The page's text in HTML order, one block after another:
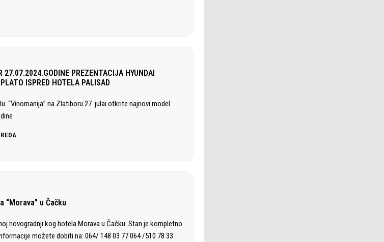
27.07.2024.GODINE PREZENTACIJA HYUNDAI
ISPRED HOTELA PALISAD
“Vinomanija” na Zlatiboru 27. julai otkrite najnovi model
“Morava” u Čačku
novogradnji kog hotela Morava u Čačku. Stan je kompletno
možete dobiti na: 064/ 148 03 77 064 /510 78 33